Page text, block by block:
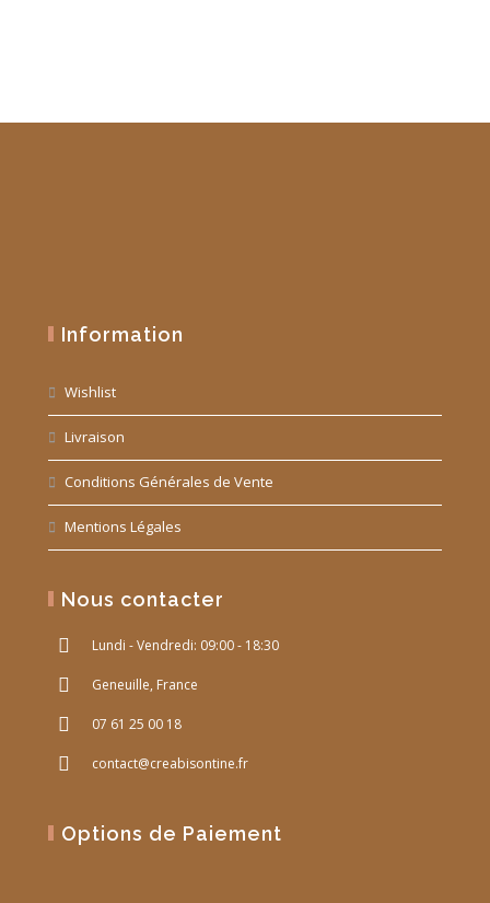
Information
Wishlist
Livraison
Conditions Générales de Vente
Mentions Légales
Nous contacter
Lundi - Vendredi: 09:00 - 18:30
Geneuille, France
07 61 25 00 18
contact@creabisontine.fr
Options de Paiement